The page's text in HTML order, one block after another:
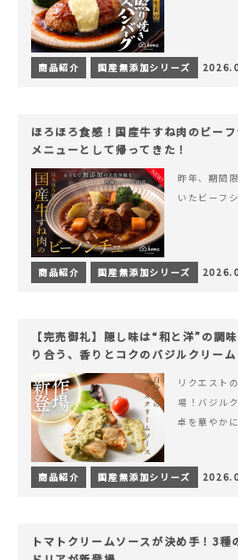
商品紹介 国産無添加シリーズ
ほろほろ食感！国産牛すね肉のビー
メニューとして帰ってきた！
昨年、期間
いたビーフ
商品紹介 国産無添加シリーズ
【完売御礼】隠し味は“和と洋”の調
り合う、香りとコクのバジルクリーム
リクエスト
場！バジル
卓を華やか
商品紹介 国産無添加シリーズ
トマトクリームソースが決め手！3種